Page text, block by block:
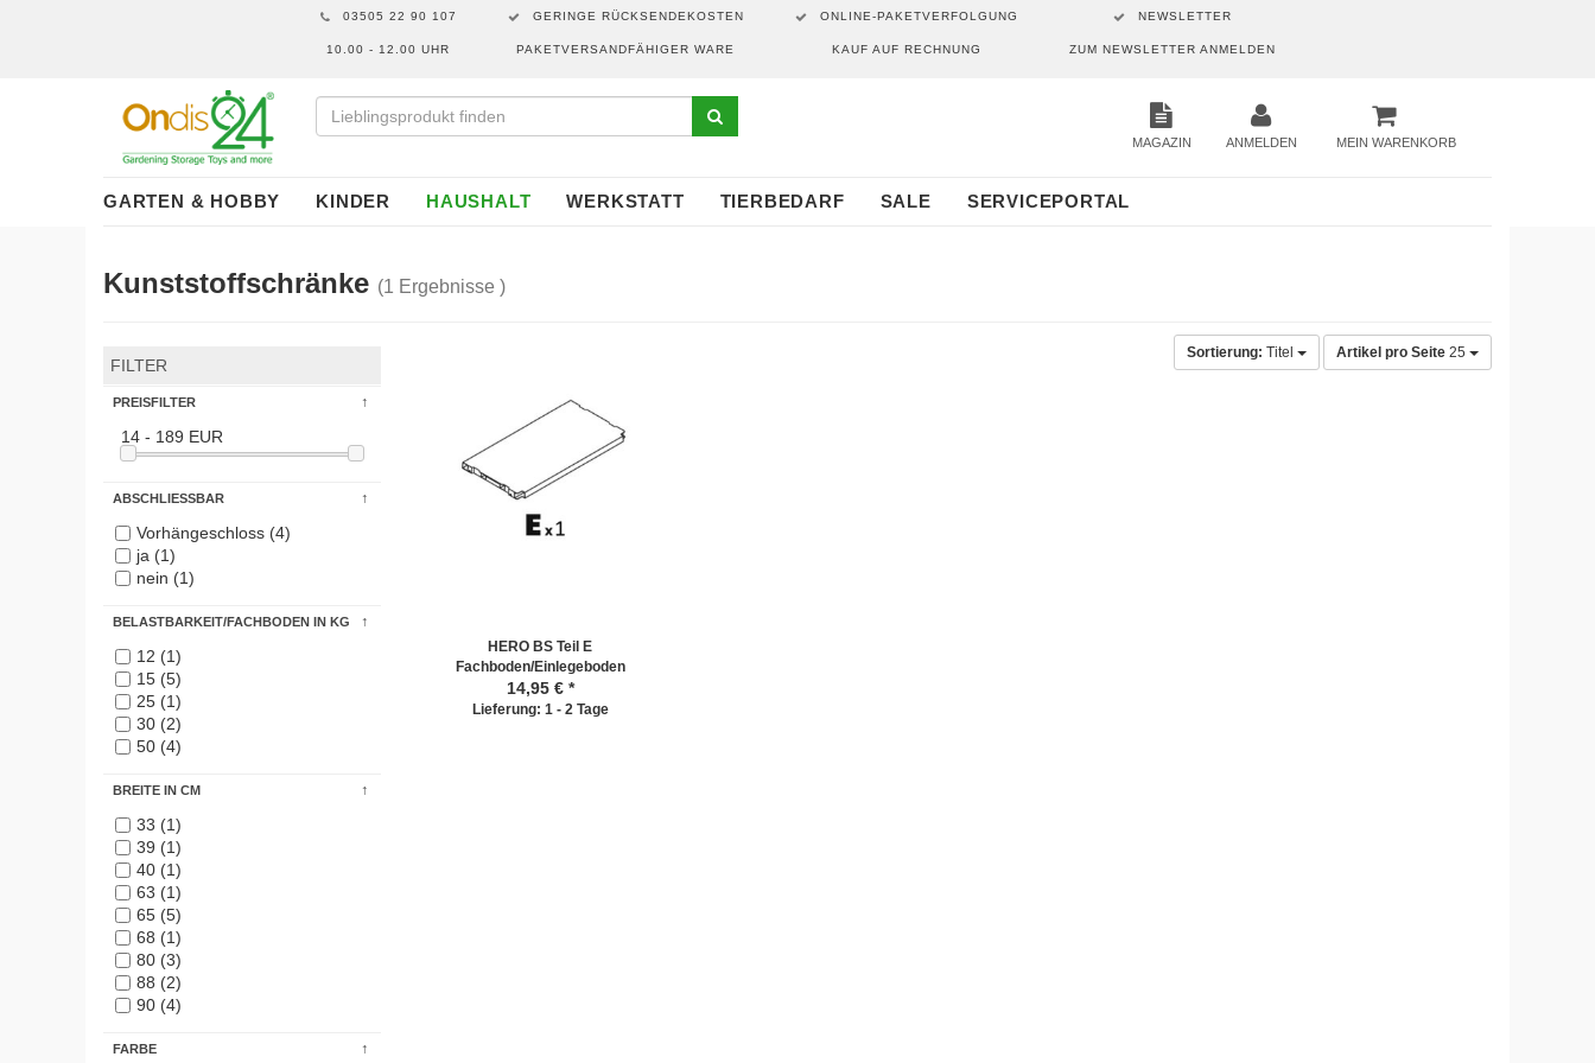
03505 22 90 107
10.00 - 12.00 UHR
GERINGE RÜCKSENDEKOSTEN
PAKETVERSANDFÄHIGER WARE
ONLINE-PAKETVERFOLGUNG
KAUF AUF RECHNUNG
NEWSLETTER
ZUM NEWSLETTER ANMELDEN
MAGAZIN ANMELDEN MEIN WARENKORB
GARTEN & HOBBY KINDER HAUSHALT WERKSTATT TIERBEDARF SALE SERVICEPORTAL
Kunststoffschränke (1 Ergebnisse )
FILTER
PREISFILTER
14 - 189 EUR
ABSCHLIESSBAR
Vorhängeschloss (4)
ja (1)
nein (1)
BELASTBARKEIT/FACHBODEN IN KG
12 (1)
15 (5)
25 (1)
30 (2)
50 (4)
BREITE IN CM
33 (1)
39 (1)
40 (1)
63 (1)
65 (5)
68 (1)
80 (3)
88 (2)
90 (4)
FARBE
Sortierung: Titel Artikel pro Seite 25
HERO BS Teil E
Fachboden/Einlegeboden
14,95€ *
Lieferung: 1 - 2 Tage